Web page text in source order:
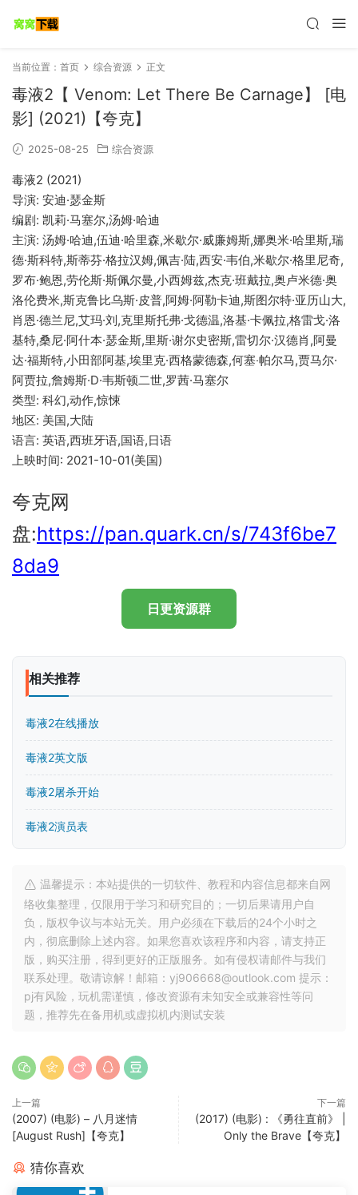
当前位置： 首页 综合资源 正文
毒液2【 Venom: Let There Be Carnage】 [电
影] (2021)【夸克】
2025-08-25 综合资源
毒液2 (2021)
导演: 安迪·瑟金斯
编剧: 凯莉·马塞尔,汤姆·哈迪
主演: 汤姆·哈迪,伍迪·哈里森,米歇尔·威廉姆斯,娜奥米·哈里斯,瑞
德·斯科特,斯蒂芬·格拉汉姆,佩吉·陆,西安·韦伯,米歇尔·格里尼奇,
罗布·鲍恩,劳伦斯·斯佩尔曼,小西姆兹,杰克·班戴拉,奥卢米德·奥
洛伦费米,斯克鲁比乌斯·皮普,阿姆·阿勒卡迪,斯图尔特·亚历山大,
肖恩·德兰尼,艾玛·刘,克里斯托弗·戈德温,洛基·卡佩拉,格雷戈·洛
基特,桑尼·阿什本·瑟金斯,里斯·谢尔史密斯,雷切尔·汉德肖,阿曼
达·福斯特,小田部阿基,埃里克·西格蒙德森,何塞‧帕尔马,贾马尔·
阿贾拉,詹姆斯·D·韦斯顿二世,罗茜·马塞尔
类型: 科幻,动作,惊悚
地区: 美国,大陆
语言: 英语,西班牙语,国语,日语
上映时间: 2021-10-01(美国)
夸克网
盘:https://pan.quark.cn/s/743f6be7
8da9
日更资源群
相关推荐
毒液2在线播放
毒液2英文版
毒液2屠杀开始
毒液2演员表
温馨提示：本站提供的一切软件、教程和内容信息都来自网
络收集整理，仅限用于学习和研究目的；一切后果请用户自
负，版权争议与本站无关。用户必须在下载后的24个小时之
内，彻底删除上述内容。如果您喜欢该程序和内容，请支持正
版，购买注册，得到更好的正版服务。如有侵权请邮件与我们
联系处理。敬请谅解！邮箱：yj906668@outlook.com 提示：
pj有风险，玩机需谨慎，修改资源有未知安全或兼容性等问
题，推荐先在备用机或虚拟机内测试安装
上一篇
(2007) (电影) – 八月迷情
[August Rush]【夸克】
下一篇
(2017) (电影) : 《勇往直前》 |
Only the Brave【夸克】
猜你喜欢